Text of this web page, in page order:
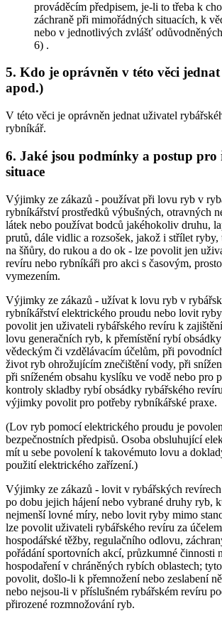
prováděcím předpisem, je-li to třeba k
záchraně při mimořádných situacích, k
nebo v jednotlivých zvlášť
6) .
5. Kdo je oprávněn v této věci
apod.)
V této věci je oprávněn jednat uživatel
rybníkář.
6. Jaké jsou podmínky a postup pro
situace
Výjimky ze zákazů - používat při lovu ryb v
rybníkářství prostředků výbušných, otravných
látek nebo používat bodců jakéhokoliv druhu,
prutů, dále vidlic a rozsošek, jakož i střílet
na šňůry, do rukou a do ok - lze povolit jen
revíru nebo rybníkáři pro akci s časovým,
vymezením.
Výjimky ze zákazů - užívat k lovu ryb v
rybníkářství elektrického proudu nebo lovit
povolit jen uživateli rybářského revíru k
lovu generačních ryb, k přemístění rybí
vědeckým či vzdělávacím účelům, při
život ryb ohrožujícím znečištění vody, při
při sníženém obsahu kyslíku ve vodě nebo pro
kontroly skladby rybí obsádky rybářského
výjimky povolit pro potřeby rybníkářské praxe.
(Lov ryb pomocí elektrického proudu je
bezpečnostních předpisů. Osoba obsluhující
mít u sebe povolení k takovémuto lovu a
použití elektrického zařízení.)
Výjimky ze zákazů - lovit v rybářských
po dobu jejich hájení nebo vybrané druhy ryb,
nejmenší lovné míry, nebo lovit ryby mimo
lze povolit uživateli rybářského revíru za
hospodářské těžby, regulačního odlovu,
pořádání sportovních akcí, průzkumné činnosti
hospodaření v chráněných rybích oblastech;
povolit, došlo-li k přemnožení nebo zeslabení
nebo nejsou-li v příslušném rybářském revíru
přirozené rozmnožování ryb.